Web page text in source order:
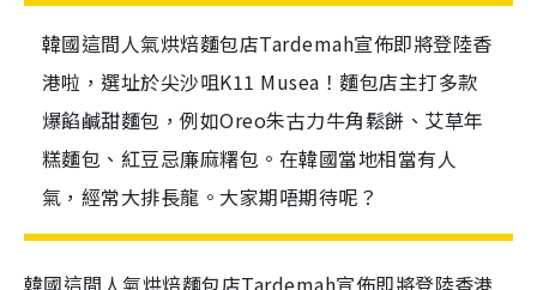
韓國這間人氣烘焙麵包店Tardemah宣佈即將登陸香
港啦，選址於尖沙咀K11 Musea！麵包店主打多款
爆餡鹹甜麵包，例如Oreo朱古力牛角鬆餅、艾草年
糕麵包、紅豆忌廉麻糬包。在韓國當地相當有人
氣，經常大排長龍。大家期唔期待呢？
韓國這間人氣烘焙麵包店Tardemah宣佈即將登陸香港